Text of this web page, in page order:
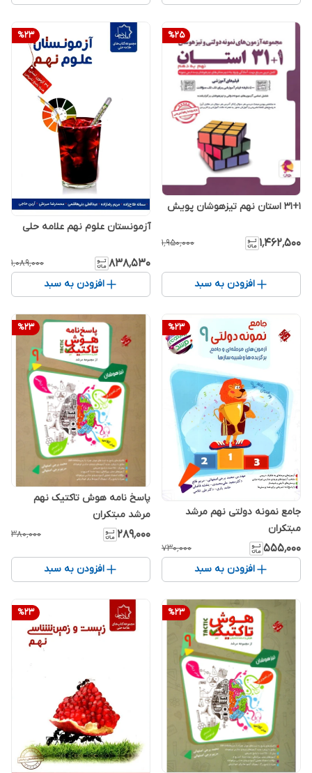
%25
31+1 استان نهم تیزهوشان پویش
۱٬۴۶۲٬۵۰۰ ۱٬۹۵۰٬۰۰۰
افزودن به سبد
%23
آزمونستان علوم نهم علامه حلی
۸۳۸٬۵۳۰ ۱٬۰۸۹٬۰۰۰
افزودن به سبد
%23
جامع نمونه دولتی نهم مرشد
مبتکران
۵۵۵٬۰۰۰ ۷۳۰٬۰۰۰
افزودن به سبد
%23
پاسخ نامه هوش تاکتیک نهم
مرشد مبتکران
۲۸۹٬۰۰۰ ۳۸۰٬۰۰۰
افزودن به سبد
%23
%23